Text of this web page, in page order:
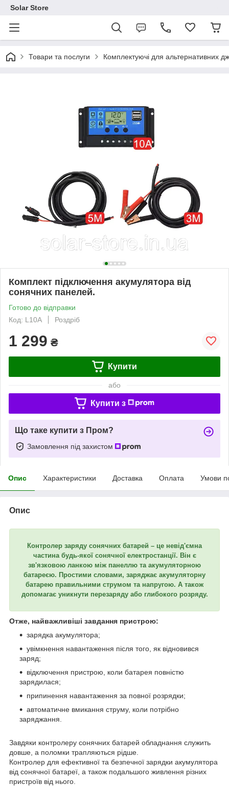
Solar Store
Товари та послуги Комплектуючі для альтернативних
Комплект підключення акумулятора від
сонячних панелей.
Готово до відправки
Код: L10A
Роздріб
1 299 ₴
Купити
або
Купити з
Що таке купити з Пром?
Замовлення під захистом
Опис Характеристики Доставка Оплата Умови
Опис
Контролер заряду сонячних батарей – це невід'ємна
частина будь-якої сонячної електростанції. Він є
зв'язковою ланкою між панеллю та акумуляторною
батареєю. Простими словами, заряджає акумуляторну
батарею правильними струмом та напругою. А також
допомагає уникнути перезаряду або глибокого розряду.
Отже, найважливіші завдання пристрою:
зарядка акумулятора;
увімкнення навантаження після того, як відновився
заряд;
відключення пристрою, коли батарея повністю
зарядилася;
припинення навантаження за повної розрядки;
автоматичне вмикання струму, коли потрібно
заряджання.
Завдяки контролеру сонячних батарей обладнання служить
довше, а поломки трапляються рідше.
Контролер для ефективної та безпечної зарядки акумулятора
від сонячної батареї, а також подальшого живлення різних
пристроїв від нього.